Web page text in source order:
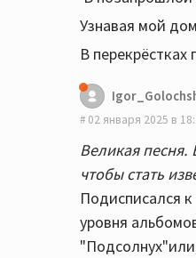
Узнавая мой дом
В перекрёстках
02 января 2025 в
Великая песня.
чтобы стать
Подисписался
уровня